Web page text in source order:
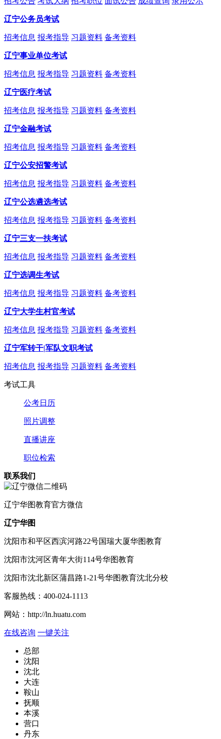
辽宁公务员考试
招考信息 报考指导 习题资料 备考资料
辽宁事业单位考试
招考信息 报考指导 习题资料 备考资料
辽宁医疗考试
招考信息 报考指导 习题资料 备考资料
辽宁金融考试
招考信息 报考指导 习题资料 备考资料
辽宁公安招警考试
招考信息 报考指导 习题资料 备考资料
辽宁公选遴选考试
招考信息 报考指导 习题资料 备考资料
辽宁三支一扶考试
招考信息 报考指导 习题资料 备考资料
辽宁选调生考试
招考信息 报考指导 习题资料 备考资料
辽宁大学生村官考试
招考信息 报考指导 习题资料 备考资料
辽宁军转干|军队文职考试
招考信息 报考指导 习题资料 备考资料
考试工具
公考日历
照片调整
直播讲座
职位检索
联系我们
辽宁华图教育官方微信
辽宁华图
沈阳市和平区西滨河路22号国瑞大厦华图教育
沈阳市沈河区青年大街114号华图教育
沈阳市沈北新区蒲昌路1-21号华图教育沈北分校
客服热线： 400-024-1113
网站： http://ln.huatu.com
在线咨询 一键关注
总部
沈阳
沈北
大连
鞍山
抚顺
本溪
营口
丹东